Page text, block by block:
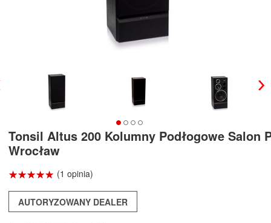
Tonsil Altus 200 Kolumny Podłogowe Salon
Wrocław
☆☆☆☆☆
★★★★★ (1 opinia)
AUTORYZOWANY DEALER